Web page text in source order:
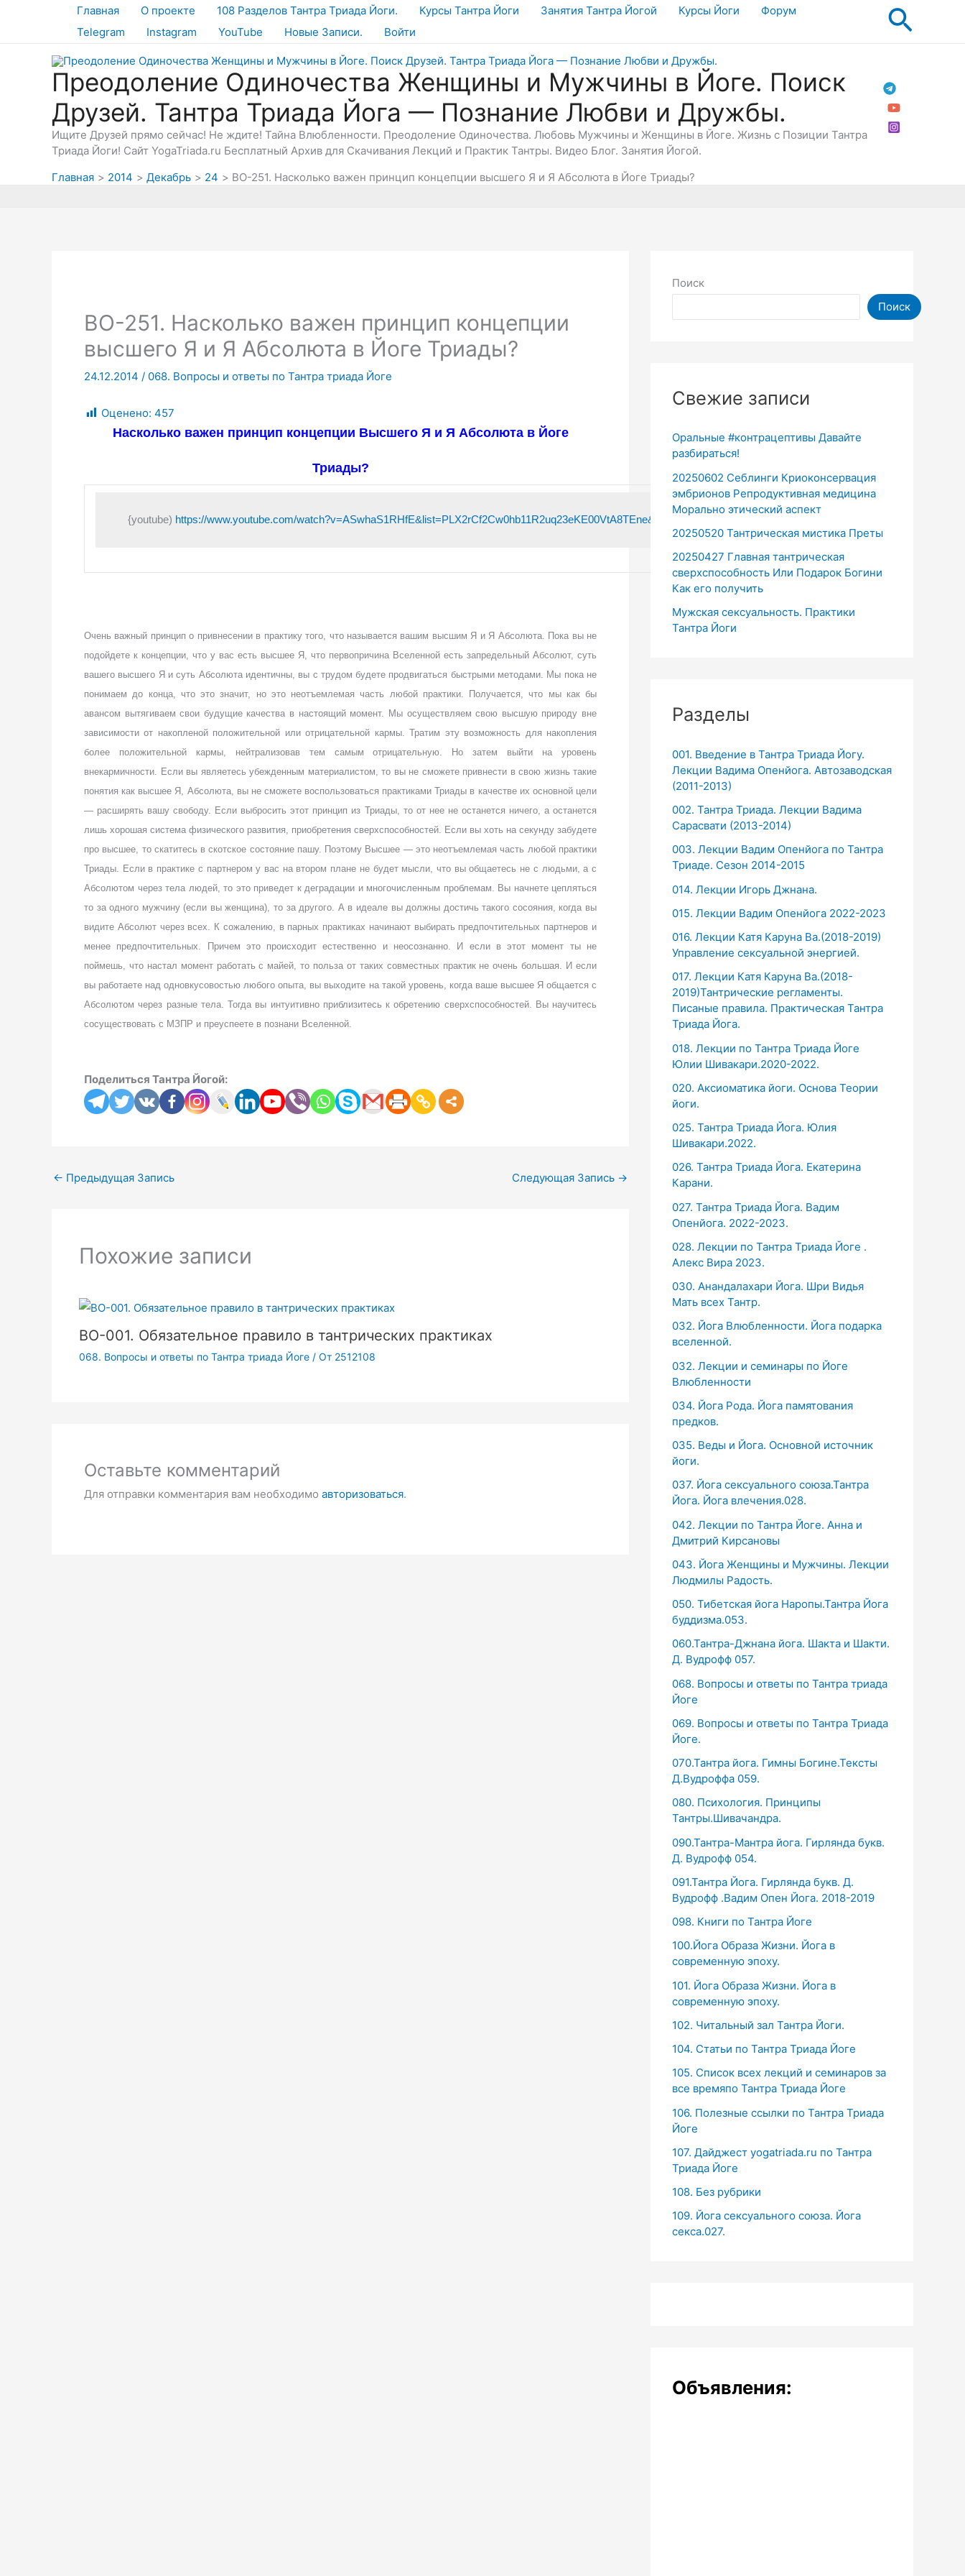
Главная О проекте 108 Разделов Тантра Триада Йоги. Курсы Тантра Йоги Занятия Тантра Йогой Курсы Йоги
Форум
Telegram
Instagram YouTube Новые Записи. Войти
Преодоление Одиночества Женщины и Мужчины в Йоге. Поиск
Друзей. Тантра Триада Йога — Познание Любви и Дружбы.
Ищите Друзей прямо сейчас! Не ждите! Тайна Влюбленности. Преодоление Одиночества. Любовь Мужчины и Женщины в Йоге. Жизнь с Позиции Тантра
Триада Йоги! Сайт YogaTriada.ru Бесплатный Архив для Скачивания Лекций и Практик Тантры. Видео Блог. Занятия Йогой.
Главная
2014 Декабрь 24 ВО-251. Насколько важен принцип концепции высшего Я и Я Абсолюта в Йоге Триады?
ВО-251. Насколько важен принцип концепции
высшего Я и Я Абсолюта в Йоге Триады?
24.12.2014 / 068. Вопросы и ответы по Тантра триада Йоге
Оценено: 457
Насколько важен принцип концепции Высшего Я и Я Абсолюта в Йоге
Триады?
{youtube) https://www.youtube.com/watch?v=ASwhaS1RHfE&list=PLX2rCf2Cw0hb11R2uq23eKE00VtA8TEne&index=3
Очень важный принцип о привнесении в практику того, что называется вашим высшим Я и Я Абсолюта. Пока вы не
подойдете к концепции, что у вас есть высшее Я, что первопричина Вселенной есть запредельный Абсолют, суть
вашего высшего Я и суть Абсолюта идентичны, вы с трудом будете продвигаться быстрыми методами. Мы пока не
понимаем до конца, что это значит, но это неотъемлемая часть любой практики. Получается, что мы как бы
авансом вытягиваем свои будущие качества в настоящий момент. Мы осуществляем свою высшую природу вне
зависимости от накопленой положительной или отрицательной кармы. Тратим эту возможность для накопления
более положительной кармы, нейтрализовав тем самым отрицательную. Но затем выйти на уровень
внекармичности. Если вы являетесь убежденным материалистом, то вы не сможете привнести в свою жизнь такие
понятия как высшее Я, Абсолюта, вы не сможете воспользоваться практиками Триады в качестве их основной цели
— расширять вашу свободу. Если выбросить этот принцип из Триады, то от нее не останется ничего, а останется
лишь хорошая система физического развития, приобретения сверхспособностей. Если вы хоть на секунду забудете
про высшее, то скатитесь в скотское состояние пашу. Поэтому Высшее — это неотъемлемая часть любой практики
Триады. Если в практике с партнером у вас на втором плане не будет мысли, что вы общаетесь не с людьми, а с
Абсолютом через тела людей, то это приведет к деградации и многочисленным проблемам. Вы начнете цепляться
то за одного мужчину (если вы женщина), то за другого. А в идеале вы должны достичь такого сосояния, когда вы
видите Абсолют через всех. К сожалению, в парных практиках начинают выбирать предпочтительных партнеров и
менее предпочтительных. Причем это происходит естественно и неосознанно. И если в этот момент ты не
поймешь, что настал момент работать с майей, то польза от таких совместных практик не очень большая. И если
вы работаете над одновкусовостью любого опыта, вы выходите на такой уровень, когда ваше высшее Я общается с
Абсолютом через разные тела. Тогда вы интуитивно приблизитесь к обретению сверхспособностей. Вы научитесь
сосуществовать с МЗПР и преуспеете в познани Вселенной.
Поделиться Тантра Йогой:
← Предыдущая Запись Следующая Запись →
Похожие записи
ВО-001. Обязательное правило в тантрических практиках
068. Вопросы и ответы по Тантра триада Йоге/ От 2512108
Оставьте комментарий
Для отправки комментария вам необходимо авторизоваться.
Поиск
Поиск
Свежие записи
Оральные #контрацептивы Давайте
разбираться!
20250602 Себлинги Криоконсервация
эмбрионов Репродуктивная медицина
Морально этический аспект
20250520 Тантрическая мистика Преты
20250427 Главная тантрическая
сверхспособность Или Подарок Богини
Как его получить
Мужская сексуальность. Практики
Тантра Йоги
Разделы
001. Введение в Тантра Триада Йогу.
Лекции Вадима Опенйога. Автозаводская
(2011-2013)
002. Тантра Триада. Лекции Вадима
Сарасвати (2013-2014)
003. Лекции Вадим Опенйога по Тантра
Триаде. Сезон 2014-2015
014. Лекции Игорь Джнана.
015. Лекции Вадим Опенйога 2022-2023
016. Лекции Катя Каруна Ва.(2018-2019)
Управление сексуальной энергией.
017. Лекции Катя Каруна Ва.(2018-
2019)Тантрические регламенты.
Писаные правила. Практическая Тантра
Триада Йога.
018. Лекции по Тантра Триада Йоге
Юлии Шивакари.2020-2022.
020. Аксиоматика йоги. Основа Теории
йоги.
025. Тантра Триада Йога. Юлия
Шивакари.2022.
026. Тантра Триада Йога. Екатерина
Карани.
027. Тантра Триада Йога. Вадим
Опенйога. 2022-2023.
028. Лекции по Тантра Триада Йоге .
Алекс Вира 2023.
030. Анандалахари Йога. Шри Видья
Мать всех Тантр.
032. Йога Влюбленности. Йога подарка
вселенной.
032. Лекции и семинары по Йоге
Влюбленности
034. Йога Рода. Йога памятования
предков.
035. Веды и Йога. Основной источник
йоги.
037. Йога сексуального союза.Тантра
Йога. Йога влечения.028.
042. Лекции по Тантра Йоге. Анна и
Дмитрий Кирсановы
043. Йога Женщины и Мужчины. Лекции
Людмилы Радость.
050. Тибетская йога Наропы.Тантра Йога
буддизма.053.
060.Тантра-Джнана йога. Шакта и Шакти.
Д. Вудрофф 057.
068. Вопросы и ответы по Тантра триада
Йоге
069. Вопросы и ответы по Тантра Триада
Йоге.
070.Тантра йога. Гимны Богине.Тексты
Д.Вудроффа 059.
080. Психология. Принципы
Тантры.Шивачандра.
090.Тантра-Мантра йога. Гирлянда букв.
Д. Вудрофф 054.
091.Тантра Йога. Гирлянда букв. Д.
Вудрофф .Вадим Опен Йога. 2018-2019
098. Книги по Тантра Йоге
100.Йога Образа Жизни. Йога в
современную эпоху.
101. Йога Образа Жизни. Йога в
современную эпоху.
102. Читальный зал Тантра Йоги.
104. Статьи по Тантра Триада Йоге
105. Список всех лекций и семинаров за
все времяпо Тантра Триада Йоге
106. Полезные ссылки по Тантра Триада
Йоге
107. Дайджест yogatriada.ru по Тантра
Триада Йоге
108. Без рубрики
109. Йога сексуального союза. Йога
секса.027.
Объявления: